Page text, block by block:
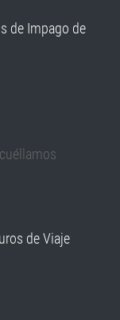
de Impago de
de Viaje